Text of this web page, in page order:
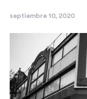
septiembre 10, 2020